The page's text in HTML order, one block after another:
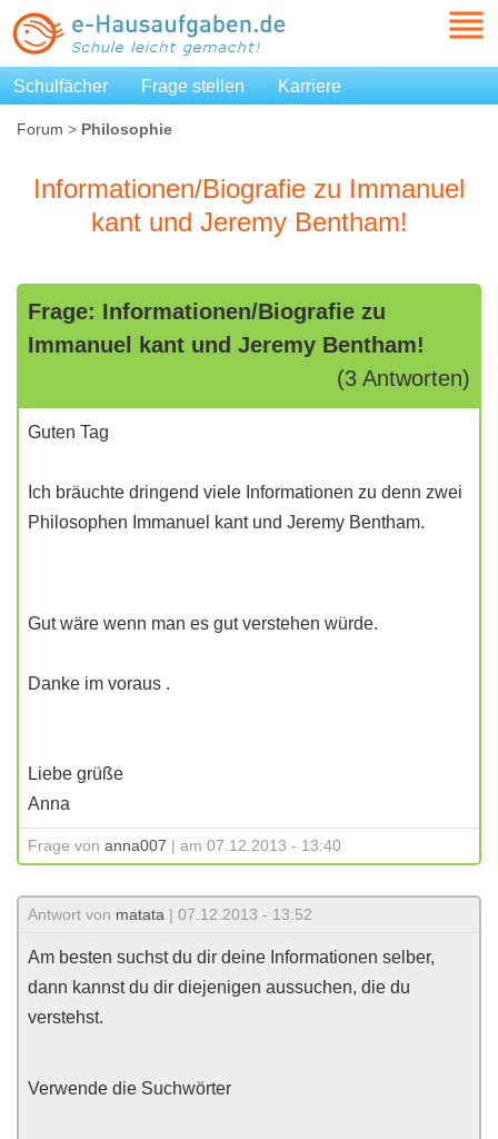
Schulfächer Frage stellen Karriere
Forum > Philosophie
Informationen/Biografie zu Immanuel
kant und Jeremy Bentham!
Frage: Informationen/Biografie zu
Immanuel kant und Jeremy Bentham!
(3 Antworten)
Guten Tag
Ich bräuchte dringend viele Informationen zu denn zwei
Philosophen Immanuel kant und Jeremy Bentham.
Gut wäre wenn man es gut verstehen würde.
Danke im voraus .
Liebe grüße
Anna
Frage von anna007 | am 07.12.2013 - 13:40
Antwort von matata | 07.12.2013 - 13:52
Am besten suchst du dir deine Informationen selber,
dann kannst du dir diejenigen aussuchen, die du
verstehst.
Verwende die Suchwörter